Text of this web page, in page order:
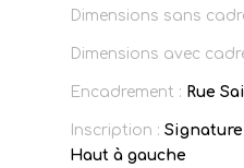
Dimensions sans
Dimensions avec
Encadrement : Rue
Inscription : Signature
Haut à gauche